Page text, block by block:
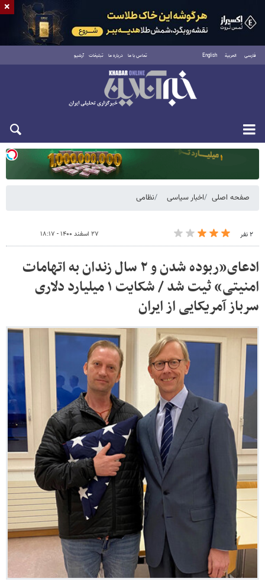
فارسی العربية English تماس با ما درباره ما تبلیغات آرشیو
یکشنبه ۱۸ مرداد ۱۴۰۵
صفحه اصلی اخبار سیاسی نظامی
۲ نفر ۲۷ اسفند ۱۴۰۰ - ۱۸:۱۷
ادعای«ربوده شدن و ۲ سال زندان به اتهامات
امنیتی» ثیت شد / شکایت ۱ میلیارد دلاری
سرباز آمریکایی از ایران
×